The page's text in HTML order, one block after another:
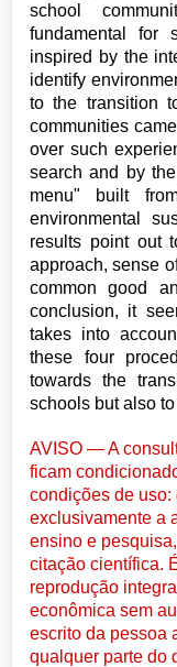
school
fundamental for
inspired by the
identify
to the transition
communities
over such
search and by
menu" built
environmental
results point out
approach, sense
common good
conclusion, it
takes into
these four
towards the
schools but also
AVISO — A
ficam
condições de
exclusivamente a
ensino e
citação científica.
reprodução
econômica sem
escrito da pessoa
qualquer parte do